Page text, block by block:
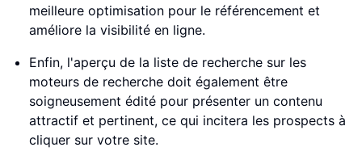
meilleure optimisation pour le référencement et
améliore la visibilité en ligne.
Enfin, l'aperçu de la liste de recherche sur les
moteurs de recherche doit également être
soigneusement édité pour présenter un contenu
attractif et pertinent, ce qui incitera les prospects à
cliquer sur votre site.